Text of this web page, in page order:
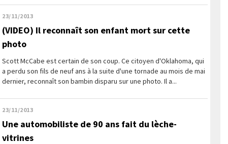
23/11/2013
(VIDEO) Il reconnaît son enfant mort sur cette
photo
Scott McCabe est certain de son coup. Ce citoyen d'Oklahoma, qui
a perdu son fils de neuf ans à la suite d'une tornade au mois de mai
dernier, reconnaît son bambin disparu sur une photo. Il a...
23/11/2013
Une automobiliste de 90 ans fait du lèche-
vitrines